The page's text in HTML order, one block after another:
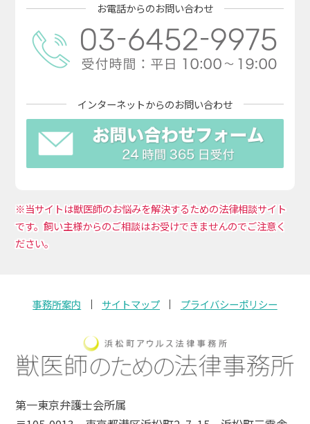
お電話からのお問い合わせ
インターネットからのお問い合わせ
※当サイトは獣医師のお悩みを解決するための法律相談サイト
です。飼い主様からのご相談はお受けできませんのでご注意く
ださい。
事務所案内 サイトマップ プライバシーポリシー
第一東京弁護士会所属